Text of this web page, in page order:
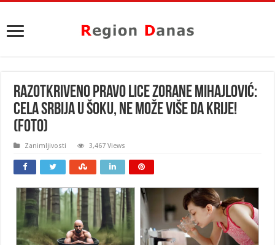
RAZOTKRIVENO PRAVO LICE ZORANE MIHAJLOVIĆ:
Cela Srbija u ŠOKU, ne može više da KRIJE!
(FOTO)
Zanimljivosti 3,467 Views